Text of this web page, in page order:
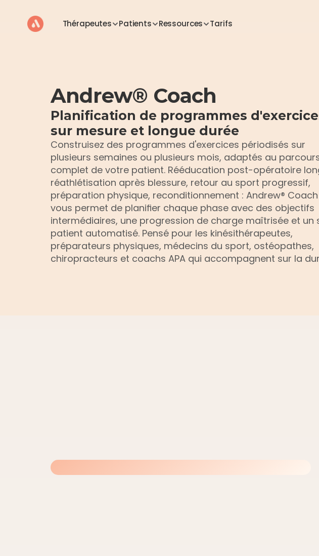
Thérapeutes Patients Ressources Tarifs
Andrew® Coach
Planification de programmes
sur mesure et longue durée
Construisez des programmes d'exercices périodisés sur
plusieurs semaines ou plusieurs mois, adaptés au
complet de votre patient. Rééducation post-opératoire
réathlétisation après blessure, retour au sport progressif,
préparation physique, reconditionnement : Andrew® Coach
vous permet de planifier chaque phase avec des objectifs
intermédiaires, une progression de charge maîtrisée et un
patient automatisé. Pensé pour les kinésithérapeutes,
préparateurs physiques, médecins du sport, ostéopathes,
chiropracteurs et coachs APA qui accompagnent sur la